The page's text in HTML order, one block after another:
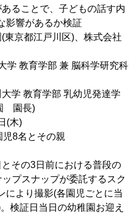
ことで、子どもの話す内
影響があるか検証
東京都江戸川区)、株式会社
教育学部 兼 脳科学研究科
育学部 乳幼児発達学
園長)
(木)
8名とその親
その3日前における普段の
プスナップが委託するスク
により撮影(各園児ごとに当
検証日当日の幼稚園お迎え